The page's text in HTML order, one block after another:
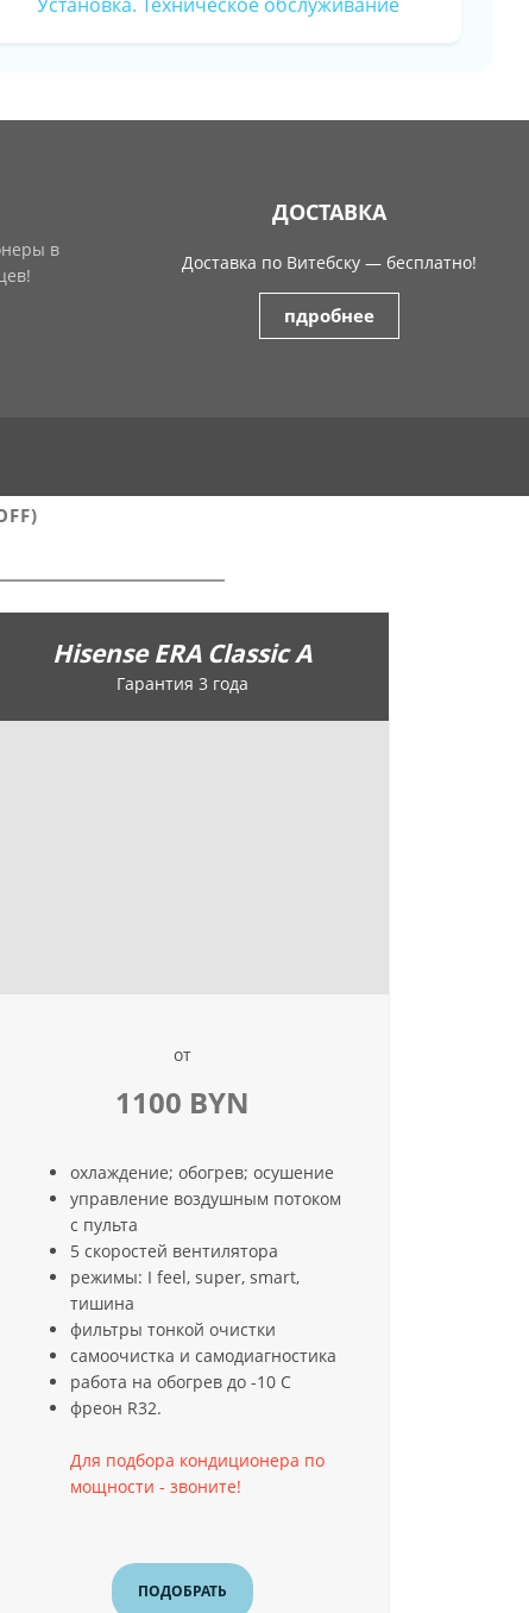
в
ДОСТАВКА
Доставка по Витебску — бесплатно!
пдробнее
Hisense ERA Classic A
Гарантия 3 года
от
1100 BYN
охлаждение; обогрев; осушение
управление воздушным потоком
с пульта
5 скоростей вентилятора
режимы: I feel, super, smart,
тишина
фильтры тонкой очистки
самоочистка и самодиагностика
работа на обогрев до -10 С
фреон R32.
Для подбора кондиционера по
мощности - звоните!
ПОДОБРАТЬ